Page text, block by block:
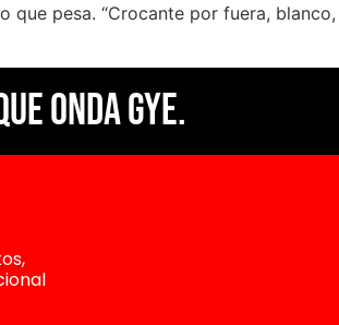
que pesa. “Crocante por fuera,
Onda Gye.